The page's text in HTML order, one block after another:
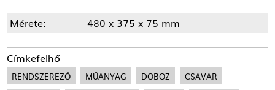
Mérete: 480 x 375 x 75 mm
Címkefelhő
RENDSZEREZŐ MŰANYAG DOBOZ
CSAVAR